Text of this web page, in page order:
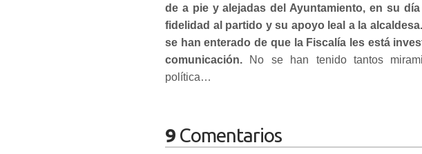
de a pie y alejadas del Ayuntamiento, en su
fidelidad al partido y su apoyo leal a la
se han enterado de que la Fiscalía les está
comunicación. No se han tenido tantos
política…
9 Comentarios